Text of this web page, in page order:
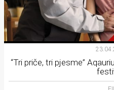
“Tri priče, tri pjesme”